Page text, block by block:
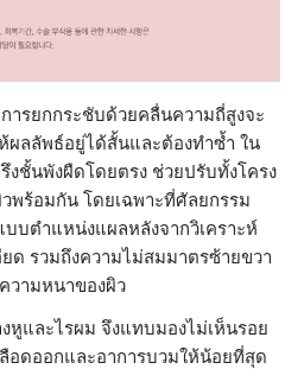
ารยกกระชับด้วยคลื่นความถี่สูงจะ
ผลลัพธ์อยู่ได้สั้นและต้องทำซ้ำ ใน
งชั้นพังผืดโดยตรง ช่วยปรับทั้งโครง
พร้อมกัน โดยเฉพาะที่ศัลยกรรม
บบตำแหน่งแผลหลังจากวิเคราะห์
ยด รวมถึงความไม่สมมาตรซ้ายขวา
วามหนาของผิว
และไรผม จึงแทบมองไม่เห็นรอย
อดออกและอาการบวมให้น้อยที่สุด